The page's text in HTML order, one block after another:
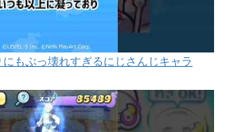
にもぶっ壊れすぎるにじさんじキャラ